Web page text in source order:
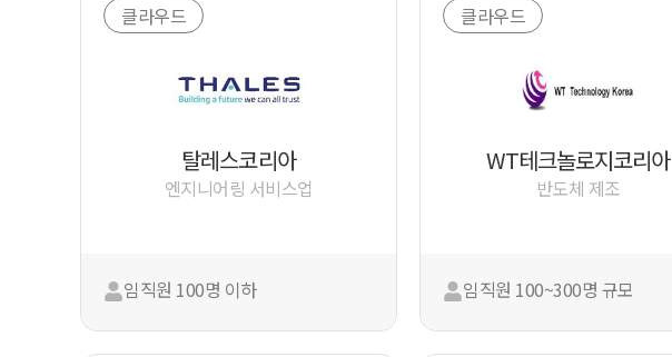
클라우드
탈레스코리아
엔지니어링 서비스업
임직원 100명 이하
클라우드
WT테크놀로지코리아
반도체 제조
임직원 100~300명 규모